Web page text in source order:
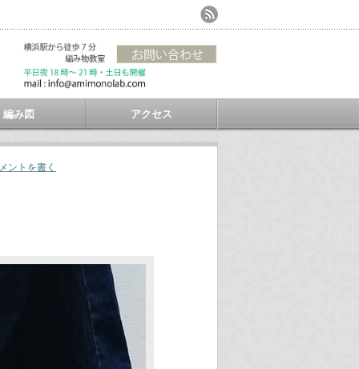
編み図 アクセス
ントを書く